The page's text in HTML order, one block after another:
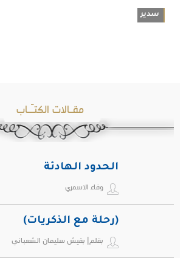
سدير
مقـالات الكتـّـاب
الحدود الهادئة
وفاء الاسمري
(رحلة مع الذكريات)
بقلم| بقيش سليمان الشعباني